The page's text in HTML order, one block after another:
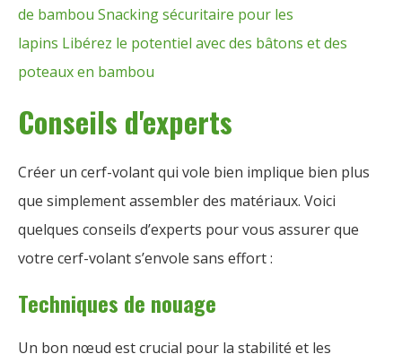
de bambou Snacking sécuritaire pour les
lapins Libérez le potentiel avec des bâtons et des
poteaux en bambou
Conseils d'experts
Créer un cerf-volant qui vole bien implique bien plus
que simplement assembler des matériaux. Voici
quelques conseils d’experts pour vous assurer que
votre cerf-volant s’envole sans effort :
Techniques de nouage
Un bon nœud est crucial pour la stabilité et les